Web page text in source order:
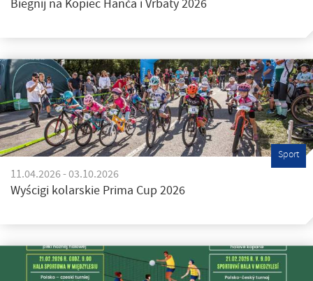
Biegnij na Kopiec Hanča i Vrbaty 2026
Sport
11.04.2026 - 03.10.2026
Wyścigi kolarskie Prima Cup 2026